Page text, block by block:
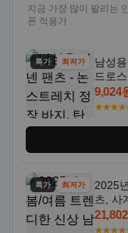
지금 가장 많이 팔리는
폰 적용가
특가 최저가
남성
드로
트라
상
9,024
특가 최저가
2025
츠, 사
국 스
목 바